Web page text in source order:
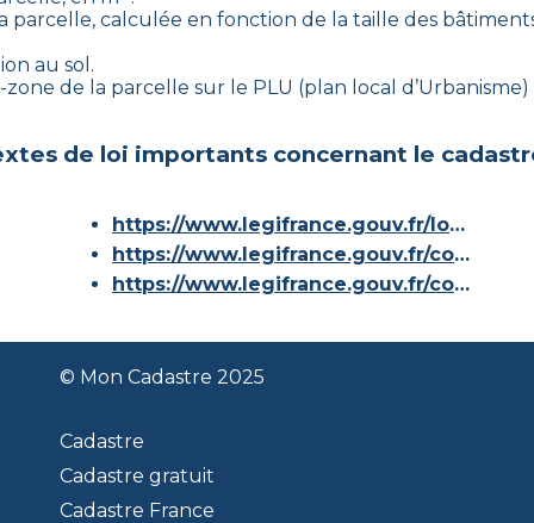
parcelle, calculée en fonction de la taille des
au sol.
zone de la parcelle sur le PLU (plan local
de loi importants concernant le
https://www.legifrance.gouv.fr/loda/id/JORFTEXT000000686267/
https://www.legifrance.gouv.fr/codes/article_lc/LEGIARTI000036588629/
https://www.legifrance.gouv.fr/codes/id/LEGISCTA000006180153/
© Mon Cadastre 2025
Cadastre
Cadastre gratuit
Cadastre France